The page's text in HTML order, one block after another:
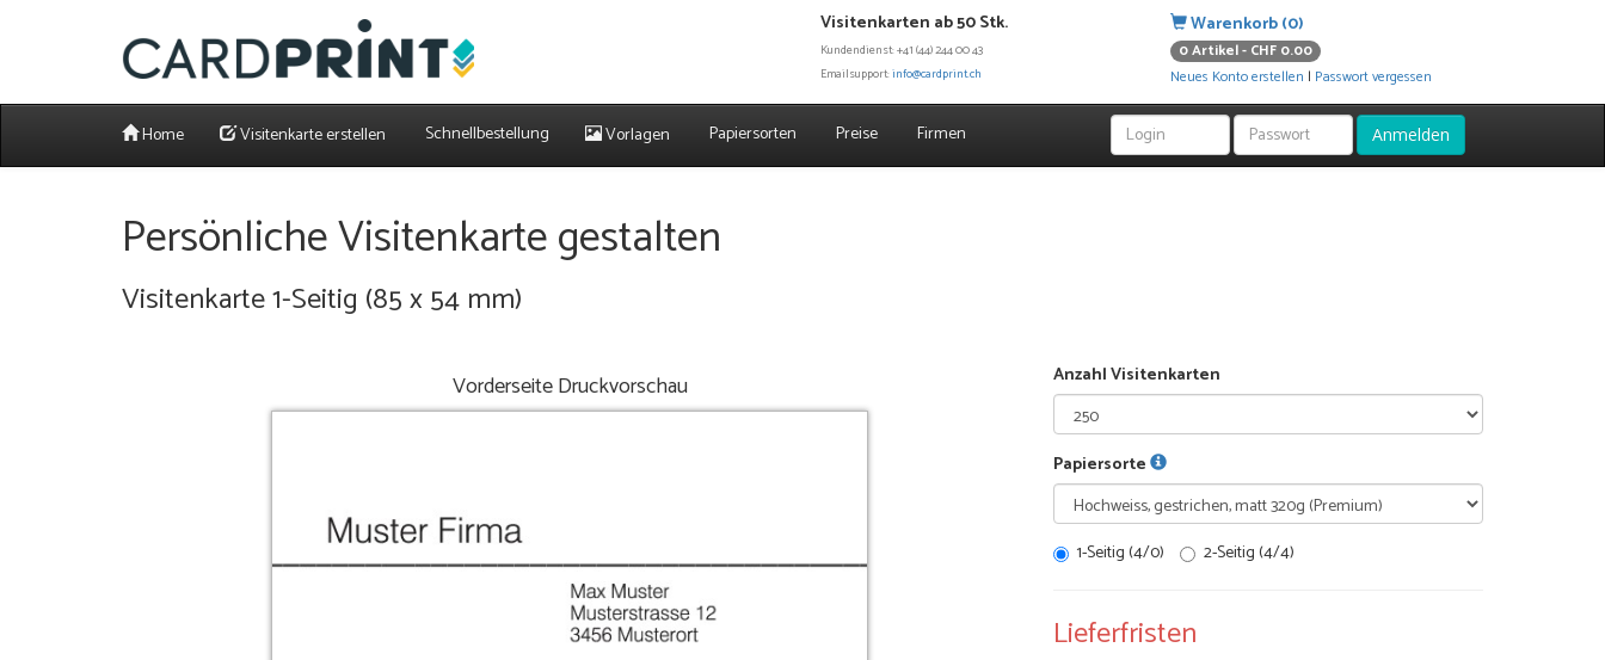
Visitenkarten ab 50 Stk.
Kundendienst: +41 (44) 244 00 43
Emailsupport:info@cardprint.ch
Warenkorb (0)
0 Artikel - CHF 0.00
Neues Konto erstellen | Passwort vergessen
Home Visitenkarte erstellen Schnellbestellung Vorlagen Papiersorten Preise Firmen Anmelden
Persönliche Visitenkarte gestalten
Visitenkarte 1-Seitig (85 x 54 mm)
Vorderseite Druckvorschau Anzahl Visitenkarten
Papiersorte
1-Seitig (4/0) 2-Seitig (4/4)
Lieferfristen